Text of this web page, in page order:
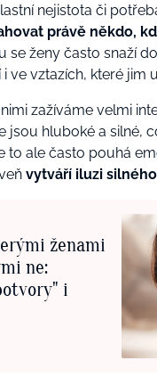
nejistota či
právě někdo,
se ženy často snaží
ve vztazích, které jim
zažíváme velmi
jsou hluboké a silné,
to ale často pouhá
vytváří iluzi
ženami
ne:
i